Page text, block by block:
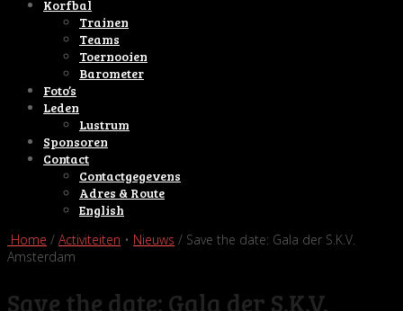
Korfbal
Trainen
Teams
Toernooien
Barometer
Foto’s
Leden
Lustrum
Sponsoren
Contact
Contactgegevens
Adres & Route
English
Home / Activiteiten • Nieuws / Save the date: Gala der S.K.V.
Amsterdam
Save the date: Gala der S.K.V.